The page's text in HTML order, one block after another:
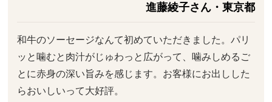
進藤綾子さん・東京都
和牛のソーセージなんて初めていただきました。パリ
ッと噛むと肉汁がじゅわっと広がって、噛みしめるご
とに赤身の深い旨みを感じます。お客様にお出しした
らおいしいって大好評。